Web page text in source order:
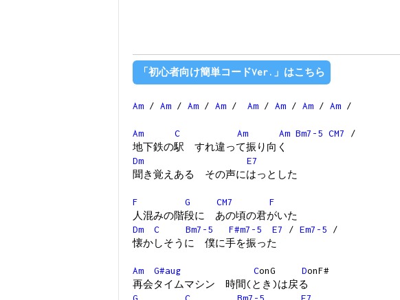
「初心者向け簡単コードVer.」はこちら
Am / Am / Am / Am / Am / Am / Am / Am /
Am C Am Am Bm7-5 CM7
/
地下鉄の駅 すれ違って振り向く
Dm
E7
聞き覚えある その声にはっとした
F G CM7
F
人混みの階段に あの頃の君がいた
Dm
C Bm7-5 F#m7-5 E7 / Em7-5 /
懐かしそうに 僕に手を振った
Am G#aug ConG DonF#
再会タイムマシン 時間(とき)は戻る
G
C Bm7-5
E7